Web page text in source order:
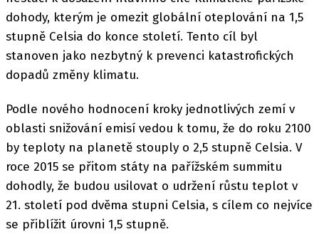
dohody, kterým je omezit globální oteplování na 1,5
stupně Celsia do konce století. Tento cíl byl
stanoven jako nezbytný k prevenci katastrofických
dopadů změny klimatu.
Podle nového hodnocení kroky jednotlivých zemí v
oblasti snižování emisí vedou k tomu, že do roku 2100
by teploty na planetě stouply o 2,5 stupně Celsia. V
roce 2015 se přitom státy na pařížském summitu
dohodly, že budou usilovat o udržení růstu teplot v
21. století pod dvěma stupni Celsia, s cílem co nejvíce
se přiblížit úrovni 1,5 stupně.